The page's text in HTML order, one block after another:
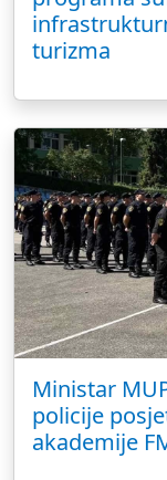
turizma
Ministar
policije
akademije